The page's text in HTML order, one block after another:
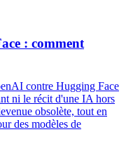
: comment
contre Hugging Face
ni le récit d'une IA hors
obsolète, tout en
des modèles de